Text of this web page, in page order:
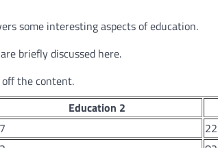
some interesting aspects of education.
briefly discussed here.
the content.
Education 2
22